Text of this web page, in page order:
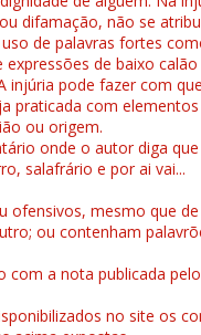
difamação, não se
de palavras fortes
de baixo calão
injúria pode fazer com
praticada com
ou origem.
onde o autor diga
salafrário e por ai vai...
ofensivos, mesmo que
ou contenham
com a nota publicada
no site os